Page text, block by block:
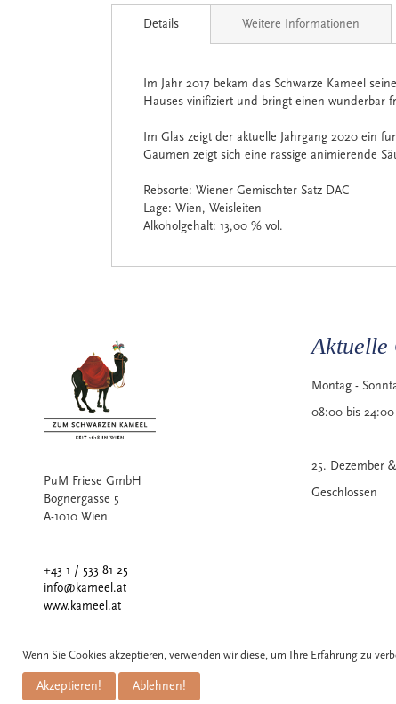
Wenn Sie Cookies akzeptieren, verwenden wir diese, um Ihre Erfahrung zu
Akzeptieren! Ablehnen!
Anfang
Details
Im Jahr 2017 bekam das Schwarze Kameel
Hauses vinifiziert und bringt einen wunderbar
Im Glas zeigt der aktuelle Jahrgang 2020 ein
Gaumen zeigt sich eine rassige animierende
Rebsorte: Wiener Gemischter Satz DAC
Lage: Wien, Weisleiten
Alkoholgehalt: 13,00 % vol.
Weitere Informationen
PuM Friese GmbH
Bognergasse 5
A-1010 Wien
+43 1 / 533 81 25
info@kameel.at
www.kameel.at
Aktuelle
Montag -
08:00 bis
25. Dezember
Geschlossen